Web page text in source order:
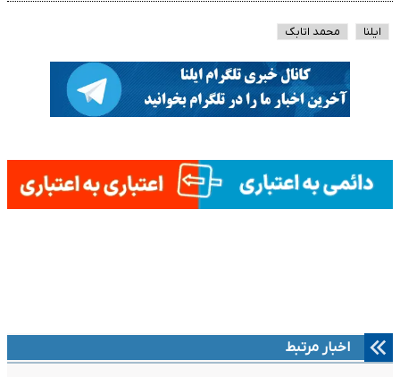
ایلنا محمد اتابک
اخبار مرتبط